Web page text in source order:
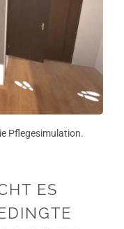
Pflegesimulation.
ES